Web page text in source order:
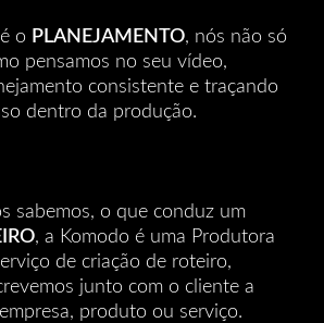
o PLANEJAMENTO, nós não só
pensamos no seu vídeo,
consistente e traçando
dentro da produção.
sabemos, o que conduz um
, a Komodo é uma Produtora
de criação de roteiro,
junto com o cliente a
produto ou serviço.